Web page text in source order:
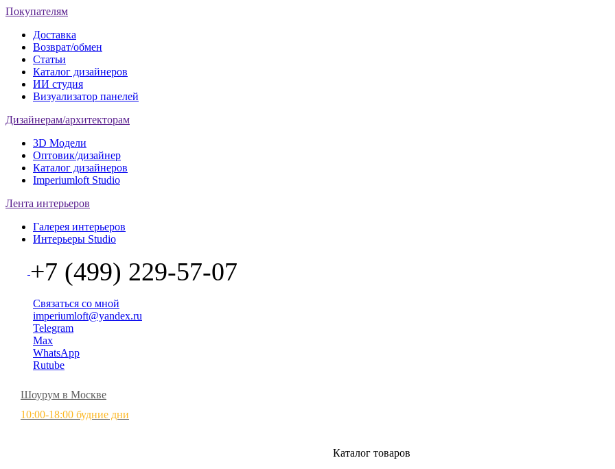
Покупателям
Доставка
Возврат/обмен
Статьи
Каталог дизайнеров
ИИ студия
Визуализатор панелей
Дизайнерам/архитекторам
3D Модели
Оптовик/дизайнер
Каталог дизайнеров
Imperiumloft Studio
Лента интерьеров
Галерея интерьеров
Интерьеры Studio
+7 (499) 229-57-07
Связаться со мной
imperiumloft@yandex.ru
Telegram
Max
WhatsApp
Rutube
Шоурум в Москве
10:00-18:00 будние дни
Каталог товаров